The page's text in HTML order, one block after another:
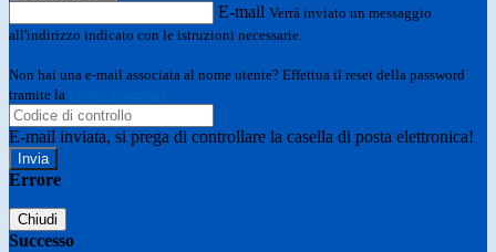
E-mail Verrà inviato un messaggio
all'indirizzo indicato con le istruzioni necessarie.
Non hai una e-mail associata al nome utente? Effettua il reset della password
tramite la
E-mail inviata, si prega di controllare la casella di posta elettronica!
Errore
Chiudi
Successo